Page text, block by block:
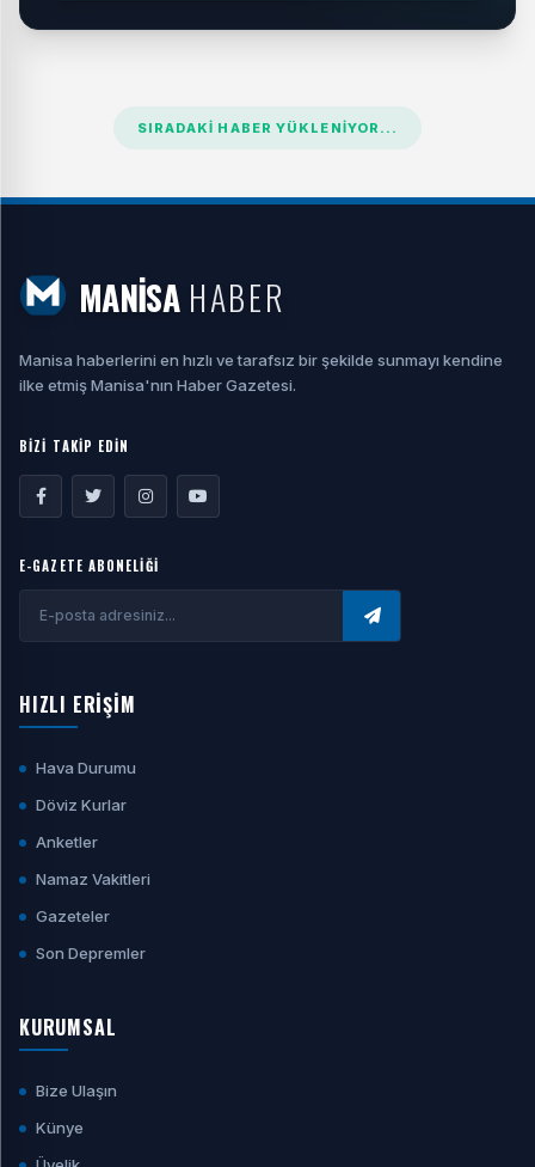
SIRADAKI HABER YÜKLENIYOR...
MANİSA HABER
Manisa haberlerini en hızlı ve tarafsız bir şekilde sunmayı kendine
ilke etmiş Manisa'nın Haber Gazetesi.
BİZİ TAKİP EDİN
E-GAZETE ABONELİĞİ
HIZLI ERİŞİM
Hava Durumu
Döviz Kurlar
Anketler
Namaz Vakitleri
Gazeteler
Son Depremler
KURUMSAL
Bize Ulaşın
Künye